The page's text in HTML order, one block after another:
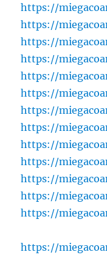
https://
https://
https://
https://
https://
https://
https://
https://
https://
https://
https://
https://
https://
https://